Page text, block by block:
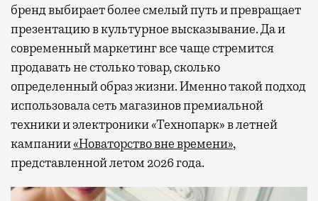
бренд выбирает более смелый путь и превращает
презентацию в культурное высказывание. Да и
современный маркетинг все чаще стремится
продавать не столько товар, сколько
определенный образ жизни. Именно такой подход
использовала сеть магазинов премиальной
техники и электроники «Технопарк» в летней
кампании«Новаторство вне времени»,
представленной летом 2026 года.